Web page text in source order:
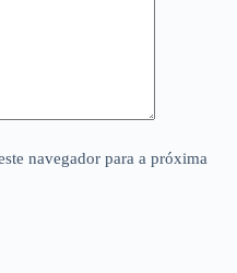
navegador para a próxima